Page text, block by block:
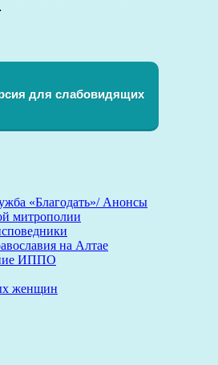
для слабовидящих
«Благодать»/ Анонсы
митрополии
на Алтае
ИППО
женщин